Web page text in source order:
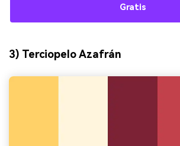
Gratis
3) Terciopelo Azafrán